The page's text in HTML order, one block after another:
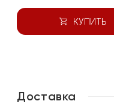
КУПИТЬ
Доставка